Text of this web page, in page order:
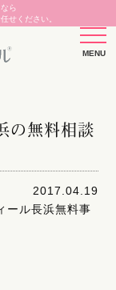
ら
せください。
の無料相談
2017.04.19
ール長浜無料事